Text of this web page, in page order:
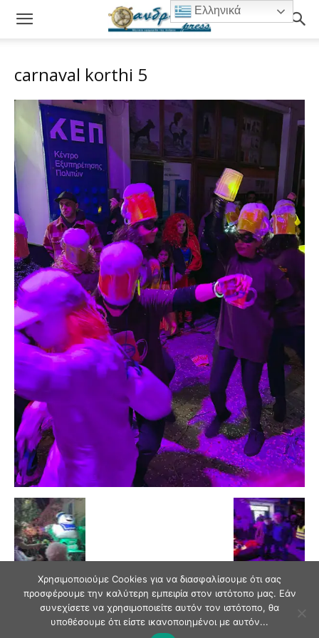
carnaval korthi 5
Ελληνικά
Χρησιμοποιούμε Cookies για να διασφαλίσουμε ότι σας
προσφέρουμε την καλύτερη εμπειρία στον ιστότοπο μας. Εάν
συνεχίσετε να χρησιμοποιείτε αυτόν τον ιστότοπο, θα
υποθέσουμε ότι είστε ικανοποιημένοι με αυτόν...